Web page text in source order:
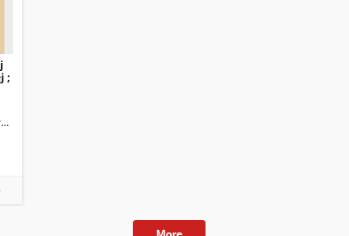
;
Krajowej Komisji Porozumiewawczej NSZZ "Solidarność"